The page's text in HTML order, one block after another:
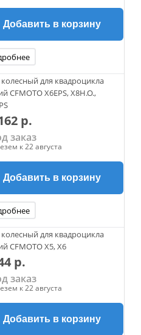
Добавить в корзину
для квадроцикла
CFMOTO X6EPS, X8H.O.,
р.
заказ
к 22 августа
Добавить в корзину
для квадроцикла
CFMOTO Х5, Х6
р.
заказ
к 22 августа
Добавить в корзину